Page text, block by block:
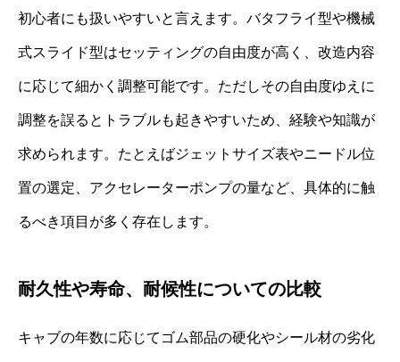
初心者にも扱いやすいと言えます。バタフライ型や機械
式スライド型はセッティングの自由度が高く、改造内容
に応じて細かく調整可能です。ただしその自由度ゆえに
調整を誤るとトラブルも起きやすいため、経験や知識が
求められます。たとえばジェットサイズ表やニードル位
置の選定、アクセレーターポンプの量など、具体的に触
るべき項目が多く存在します。
耐久性や寿命、耐候性についての比較
キャブの年数に応じてゴム部品の硬化やシール材の劣化